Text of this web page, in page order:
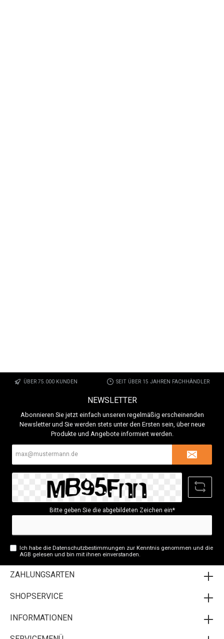
ÜBER 75.000 KUNDEN SEIT ÜBER 15 JAHREN FACHHÄNDLER
NEWSLETTER
Abonnieren Sie jetzt einfach unseren regelmäßig erscheinenden
Newsletter und Sie werden stets unter den Ersten sein, über neue
Produkte und Angebote informiert werden.
Bitte geben Sie die abgebildeten Zeichen ein*
Ich habe dieDatenschutzbestimmungen zur Kenntnis genommen und die
AGB gelesen und bin mit ihnen einverstanden.
ZAHLUNGSARTEN
SHOPSERVICE
INFORMATIONEN